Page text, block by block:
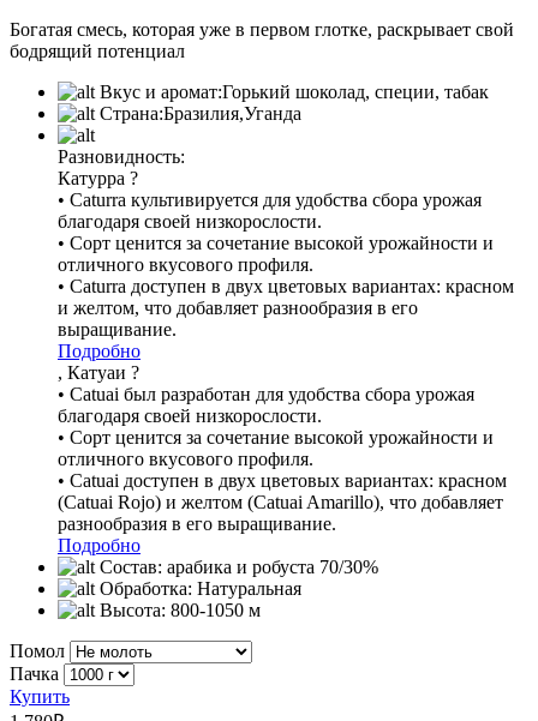
Богатая смесь, которая уже в первом глотке, раскрывает свой
бодрящий потенциал
Вкус и аромат:Горький шоколад, специи, табак
Страна:Бразилия,Уганда
Разновидность:
Катурра ?
• Caturra культивируется для удобства сбора урожая
благодаря своей низкорослости.
• Сорт ценится за сочетание высокой урожайности и
отличного вкусового профиля.
• Caturra доступен в двух цветовых вариантах: красном
и желтом, что добавляет разнообразия в его
выращивание.
Подробно
, Катуаи ?
• Catuai был разработан для удобства сбора урожая
благодаря своей низкорослости.
• Сорт ценится за сочетание высокой урожайности и
отличного вкусового профиля.
• Catuai доступен в двух цветовых вариантах: красном
(Catuai Rojo) и желтом (Catuai Amarillo), что добавляет
разнообразия в его выращивание.
Подробно
Состав: арабика и робуста 70/30%
Обработка: Натуральная
Высота: 800-1050 м
Помол
Пачка
Купить